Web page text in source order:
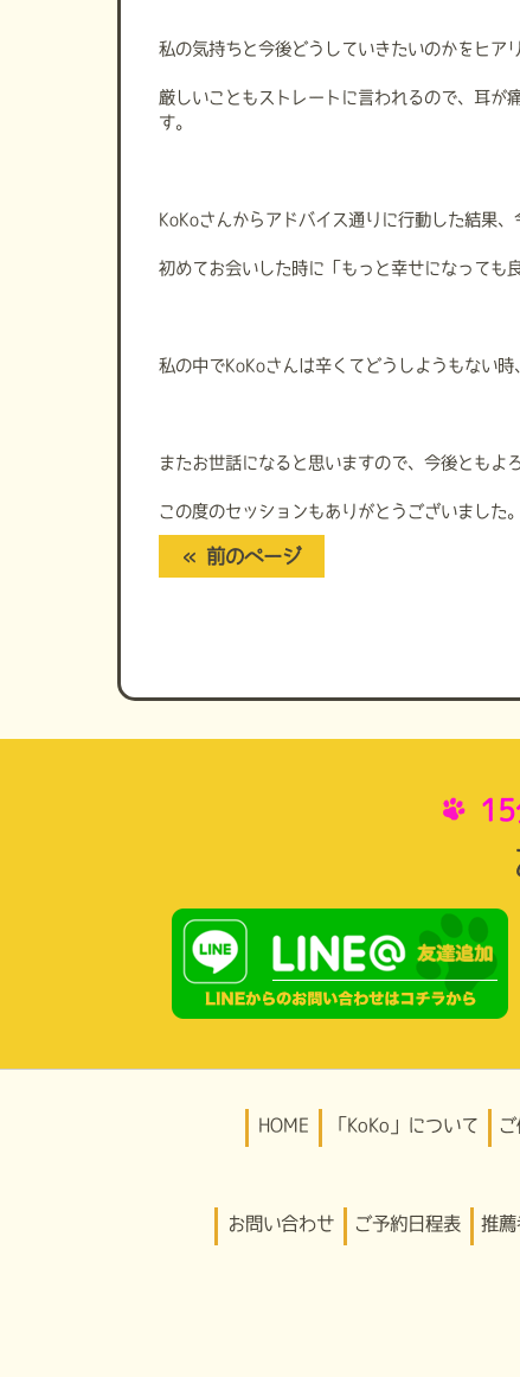
私の気持ちと今後どうしていきたいのかをヒア
厳しいこともストレートに言われるので、耳が
す。
KoKoさんからアドバイス通りに行動した結果
初めてお会いした時に「もっと幸せになっても
私の中でKoKoさんは辛くてどうしようもない
またお世話になると思いますので、今後ともよ
この度のセッションもありがとうございました。
« 前のページ
15
HOME 「KoKo」について
お問い合わせ ご予約日程表 推薦